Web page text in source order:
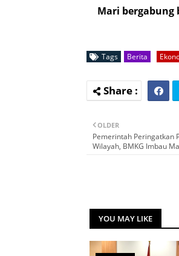
Mari bergabung
Tags Berita
OLDER
Pemerintah Peringatkan
Wilayah, BMKG Imbau
YOU MAY LIKE